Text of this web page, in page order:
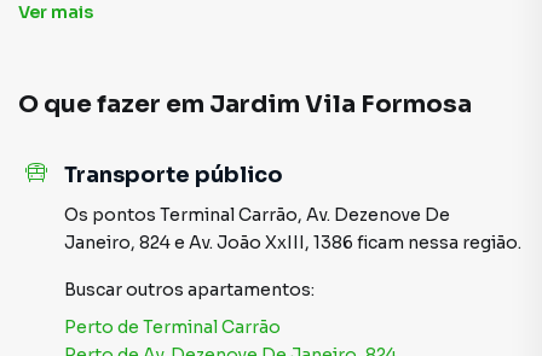
terrenos, lojas e barracões para venda ou locação, além de
planta em Jardim Vila Formosa e em outras regiões de São
Paulo. Aqui você encontra milhares de ofertas para
encontrar o imóvel que mais combina com seu estilo de
Negocie seu imóvel de forma totalmente online, com
segurança e tranquilidade. Na Imobiliária Sapopemba você
Ver mais
O que fazer em Jardim Vila Formosa
Transporte público
Os pontos Terminal Carrão, Av. Dezenove De
Janeiro, 824e Av. João XxIII, 1386 ficam nessa região.
Buscar outros apartamentos:
Perto de Terminal Carrão